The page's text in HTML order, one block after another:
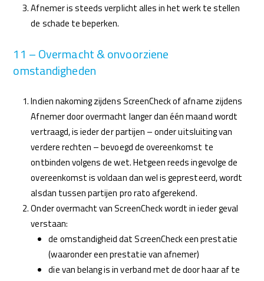
Afnemer is steeds verplicht alles in het werk te stellen
de schade te beperken.
11 – Overmacht & onvoorziene
omstandigheden
Indien nakoming zijdens ScreenCheck of afname zijdens
Afnemer door overmacht langer dan één maand wordt
vertraagd, is ieder der partijen – onder uitsluiting van
verdere rechten – bevoegd de overeenkomst te
ontbinden volgens de wet. Hetgeen reeds ingevolge de
overeenkomst is voldaan dan wel is gepresteerd, wordt
alsdan tussen partijen pro rato afgerekend.
Onder overmacht van ScreenCheck wordt in ieder geval
verstaan:
de omstandigheid dat ScreenCheck een prestatie
(waaronder een prestatie van afnemer)
die van belang is in verband met de door haar af te